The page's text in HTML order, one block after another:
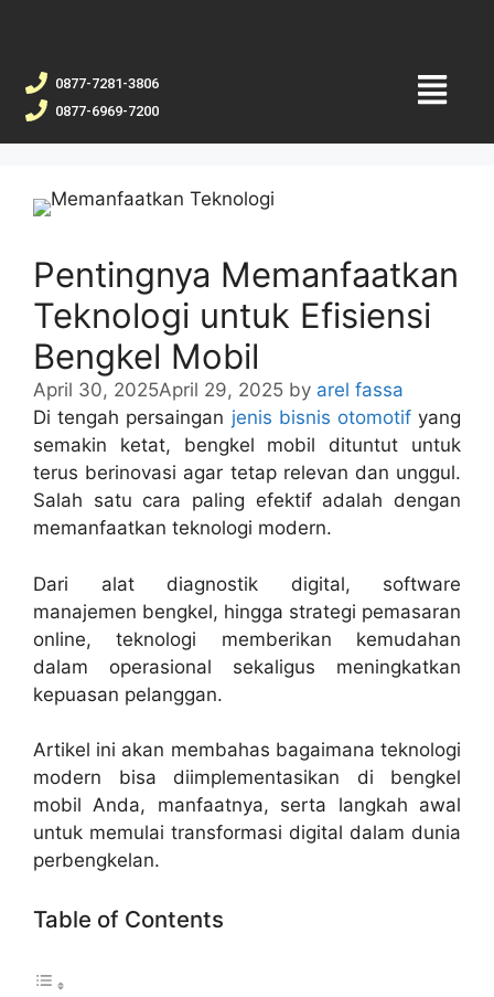
0877-7281-3806
0877-6969-7200
Pentingnya Memanfaatkan
Teknologi untuk Efisiensi
Bengkel Mobil
April 30, 2025April 29, 2025 by arel fassa
Di tengah persaingan jenis bisnis otomotifyang
semakin ketat, bengkel mobil dituntut untuk
terus berinovasi agar tetap relevan dan unggul.
Salah satu cara paling efektif adalah dengan
memanfaatkan teknologi modern.
Dari alat diagnostik digital, software
manajemen bengkel, hingga strategi pemasaran
online, teknologi memberikan kemudahan
dalam operasional sekaligus meningkatkan
kepuasan pelanggan.
Artikel ini akan membahas bagaimana teknologi
modern bisa diimplementasikan di bengkel
mobil Anda, manfaatnya, serta langkah awal
untuk memulai transformasi digital dalam dunia
perbengkelan.
Table of Contents